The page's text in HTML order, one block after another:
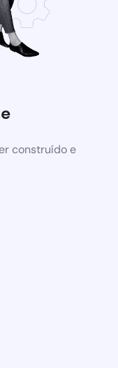
construído e